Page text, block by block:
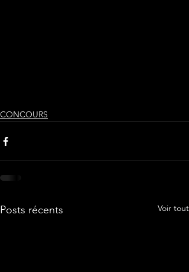
CONCOURS
Posts récents Voir tout